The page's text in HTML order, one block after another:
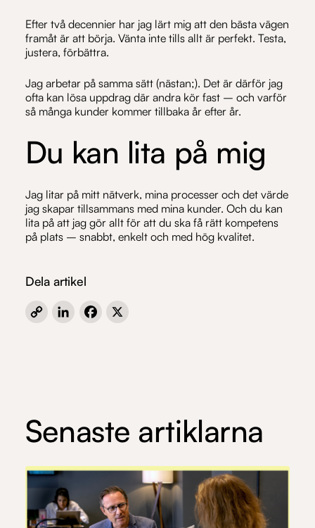
Efter två decennier har jag lärt mig att den bästa vägen
framåt är att börja. Vänta inte tills allt är perfekt. Testa,
justera, förbättra.
Jag arbetar på samma sätt (nästan;). Det är därför jag
ofta kan lösa uppdrag där andra kör fast – och varför
så många kunder kommer tillbaka år efter år.
Du kan lita på mig
Jag litar på mitt nätverk, mina processer och det värde
jag skapar tillsammans med mina kunder. Och du kan
lita på att jag gör allt för att du ska få rätt kompetens
på plats – snabbt, enkelt och med hög kvalitet.
Dela artikel
CopyLinkedIn
Facebook
Senaste artiklarna